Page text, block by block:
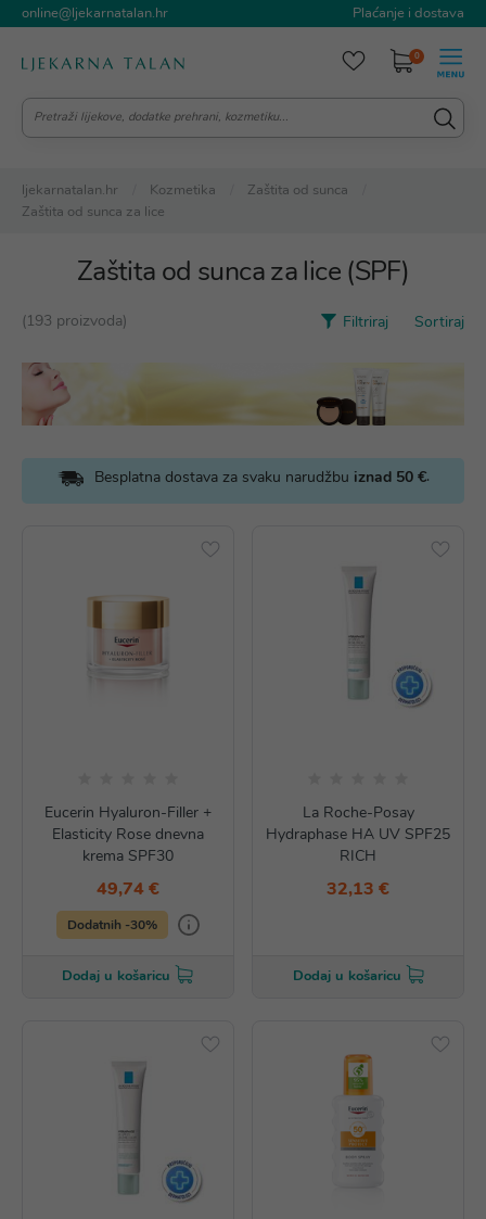
online@ljekarnatalan.hr Plaćanje i dostava
0
ljekarnatalan.hr Kozmetika
Zaštita od sunca
Zaštita od sunca za lice
Zaštita od sunca za lice (SPF)
(193 proizvoda) Filtriraj Sortiraj
Besplatna dostava za svaku narudžbu iznad 50 €.
Eucerin Hyaluron-Filler +
Elasticity Rose dnevna
krema SPF30
49,74 €
Dodatnih -30%
Dodaj u košaricu
La Roche-Posay
Hydraphase HA UV SPF25
RICH
32,13 €
Dodaj u košaricu